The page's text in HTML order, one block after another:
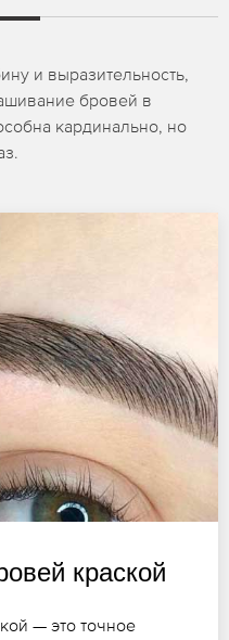
и выразительность,
бровей в
кардинально, но
краской
— это точное